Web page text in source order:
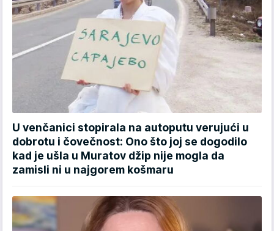
U venčanici stopirala na autoputu verujući u
dobrotu i čovečnost: Ono što joj se dogodilo
kad je ušla u Muratov džip nije mogla da
zamisli ni u najgorem košmaru